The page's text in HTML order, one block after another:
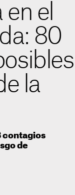
el
80
la
contagios
de